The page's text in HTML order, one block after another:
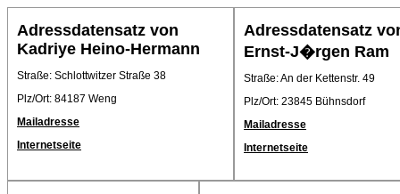
Adressdatensatz von
Kadriye Heino-Hermann
Straße: Schlottwitzer Straße 38
Plz/Ort: 84187 Weng
Mailadresse
Internetseite
Adressdatensatz
Ernst-J�rgen Ram
Straße: An der Kettenstr. 49
Plz/Ort: 23845 Bühnsdorf
Mailadresse
Internetseite